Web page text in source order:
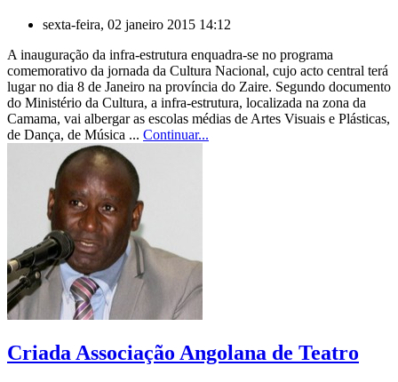
sexta-feira, 02 janeiro 2015 14:12
A inauguração da infra-estrutura enquadra-se no programa
comemorativo da jornada da Cultura Nacional, cujo acto central terá
lugar no dia 8 de Janeiro na província do Zaire. Segundo documento
do Ministério da Cultura, a infra-estrutura, localizada na zona da
Camama, vai albergar as escolas médias de Artes Visuais e Plásticas,
de Dança, de Música ... Continuar...
Criada Associação Angolana de Teatro